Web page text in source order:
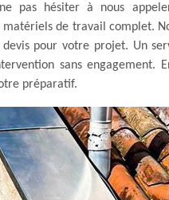
pas hésiter à nous
matériels de travail complet.
pour votre projet. Un
sans engagement.
préparatif.